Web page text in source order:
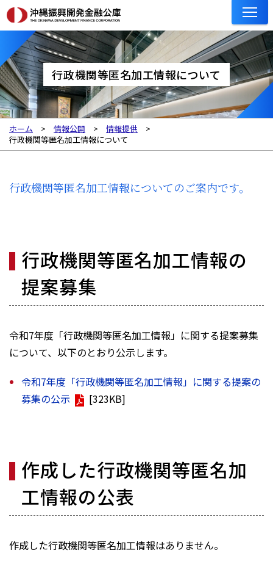
行政機関等匿名加工情報について
ホーム 情報公開
情報提供
行政機関等匿名加工情報について
行政機関等匿名加工情報についてのご案内です。
行政機関等匿名加工情報の
提案募集
令和7年度「行政機関等匿名加工情報」に関する提案募集
について、以下のとおり公示します。
令和7年度「行政機関等匿名加工情報」に関する提案の
募集の公示
[323KB]
作成した行政機関等匿名加
工情報の公表
作成した行政機関等匿名加工情報はありません。